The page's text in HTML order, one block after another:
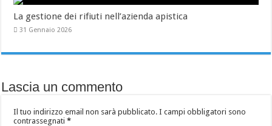
La gestione dei rifiuti nell’azienda apistica
31 Gennaio 2026
Lascia un commento
Il tuo indirizzo email non sarà pubblicato. I campi obbligatori sono
contrassegnati*